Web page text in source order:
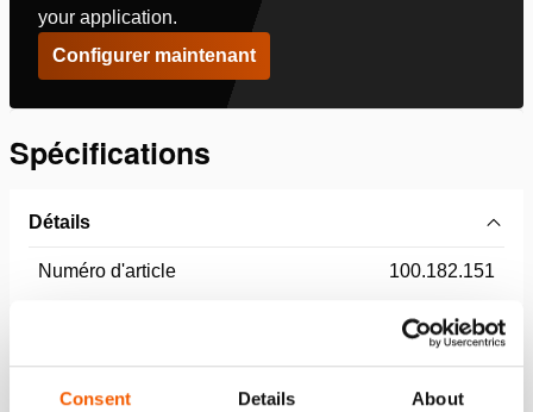
Consent Details About
your application.
Configurer maintenant
Spécifications
Détails
Numéro d'article 100.182.151
modèle TS HGC 5